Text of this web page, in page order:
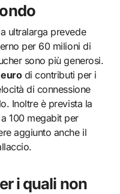
ultralarga prevede
per 60 milioni di
sono più generosi.
di contributi per i
di connessione
Inoltre è prevista la
100 megabit per
aggiunto anche il
i quali non